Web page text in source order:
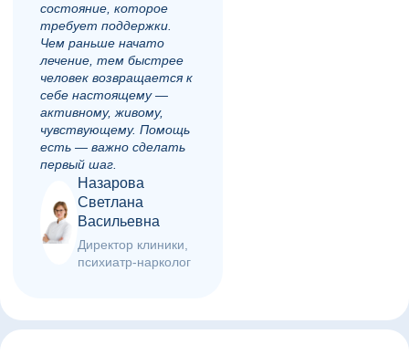
состояние, которое
требует поддержки.
Чем раньше начато
лечение, тем быстрее
человек возвращается к
себе настоящему —
активному, живому,
чувствующему. Помощь
есть — важно сделать
первый шаг.
Назарова
Светлана
Васильевна
Директор клиники,
психиатр-нарколог